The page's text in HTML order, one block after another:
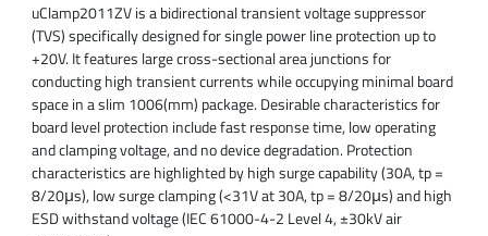
uClamp2011ZV is a bidirectional transient voltage suppressor
(TVS) specifically designed for single power line protection up to
+20V. It features large cross-sectional area junctions for
conducting high transient currents while occupying minimal board
space in a slim 1006(mm) package. Desirable characteristics for
board level protection include fast response time, low operating
and clamping voltage, and no device degradation. Protection
characteristics are highlighted by high surge capability (30A, tp =
8/20μs), low surge clamping (<31V at 30A, tp = 8/20μs) and high
ESD withstand voltage (IEC 61000-4-2 Level 4, ±30kV air